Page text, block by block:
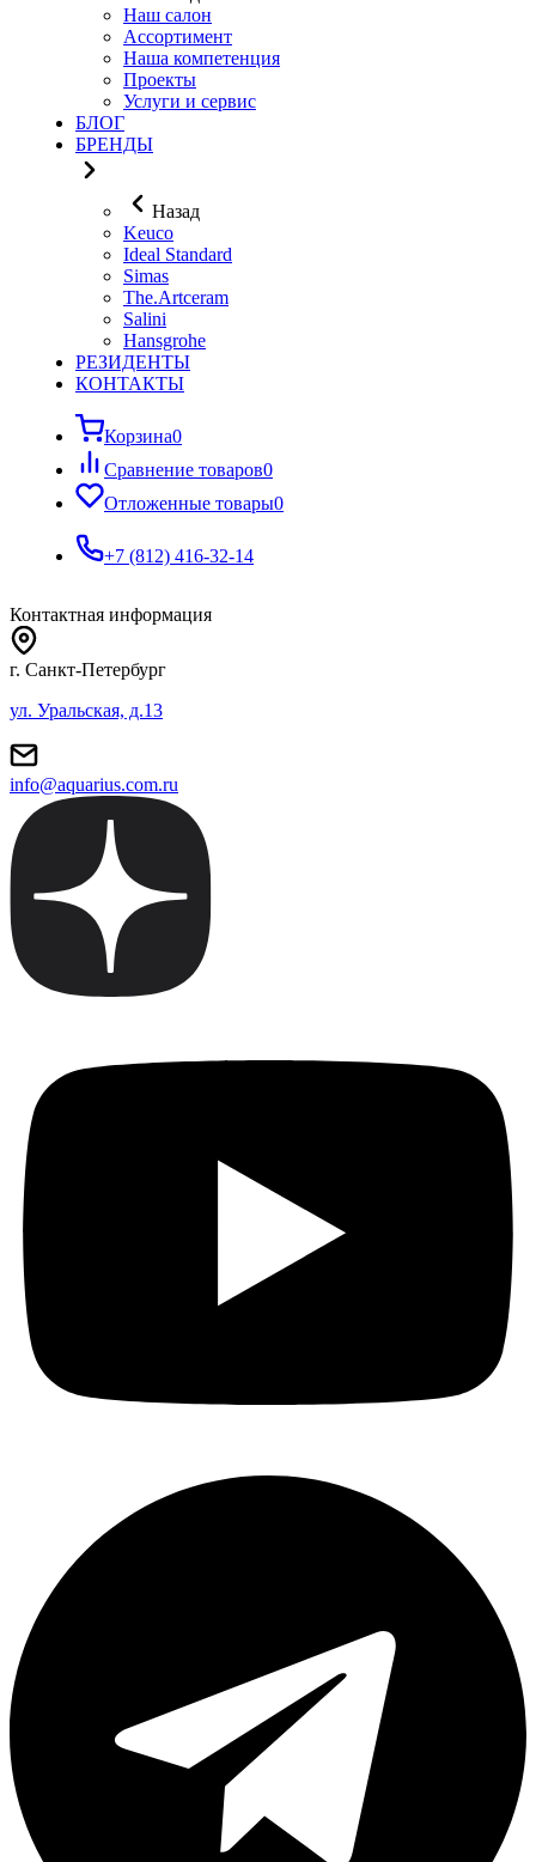
Наш салон
Ассортимент
Наша компетенция
Проекты
Услуги и сервис
БЛОГ
БРЕНДЫ
Назад
Keuco
Ideal Standard
Simas
The.Artceram
Salini
Hansgrohe
РЕЗИДЕНТЫ
КОНТАКТЫ
Корзина0
Сравнение товаров0
Отложенные товары0
+7 (812) 416-32-14
Контактная информация
г. Санкт-Петербург
ул. Уральская, д.13
info@aquarius.com.ru